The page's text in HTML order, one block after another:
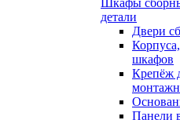
Шкафы
детали
Двери
шкафов
Крепёж
Панели